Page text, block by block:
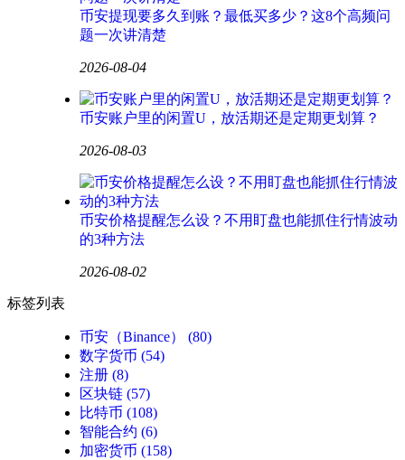
币安提现要多久到账？最低买多少？这8个高频问
题一次讲清楚
2026-08-04
币安账户里的闲置U，放活期还是定期更划算？
2026-08-03
币安价格提醒怎么设？不用盯盘也能抓住行情波动
的3种方法
2026-08-02
标签列表
币安（Binance）
(80)
数字货币 (54)
注册 (8)
区块链 (57)
比特币 (108)
智能合约 (6)
加密货币 (158)